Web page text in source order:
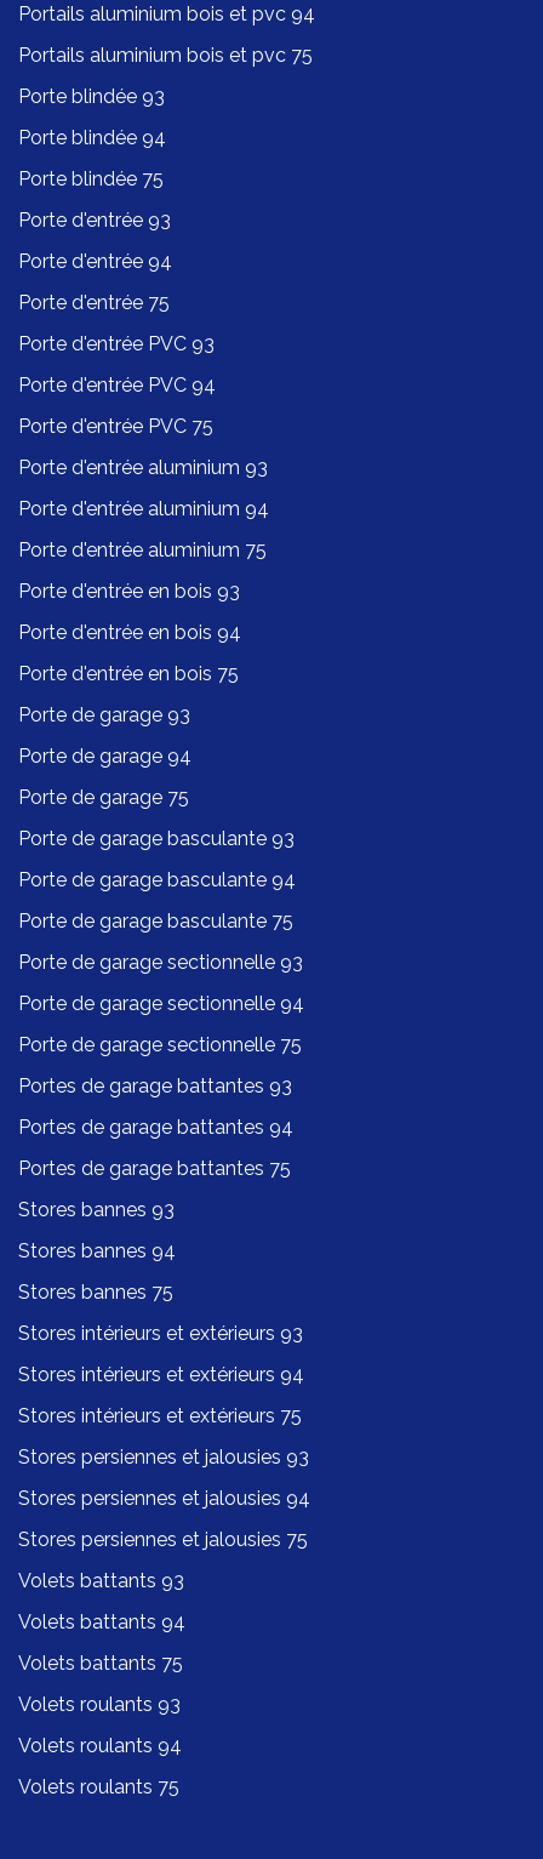
Portails aluminium bois et pvc 94
Portails aluminium bois et pvc 75
Porte blindée 93
Porte blindée 94
Porte blindée 75
Porte d'entrée 93
Porte d'entrée 94
Porte d'entrée 75
Porte d'entrée PVC 93
Porte d'entrée PVC 94
Porte d'entrée PVC 75
Porte d'entrée aluminium 93
Porte d'entrée aluminium 94
Porte d'entrée aluminium 75
Porte d'entrée en bois 93
Porte d'entrée en bois 94
Porte d'entrée en bois 75
Porte de garage 93
Porte de garage 94
Porte de garage 75
Porte de garage basculante 93
Porte de garage basculante 94
Porte de garage basculante 75
Porte de garage sectionnelle 93
Porte de garage sectionnelle 94
Porte de garage sectionnelle 75
Portes de garage battantes 93
Portes de garage battantes 94
Portes de garage battantes 75
Stores bannes 93
Stores bannes 94
Stores bannes 75
Stores intérieurs et extérieurs 93
Stores intérieurs et extérieurs 94
Stores intérieurs et extérieurs 75
Stores persiennes et jalousies 93
Stores persiennes et jalousies 94
Stores persiennes et jalousies 75
Volets battants 93
Volets battants 94
Volets battants 75
Volets roulants 93
Volets roulants 94
Volets roulants 75